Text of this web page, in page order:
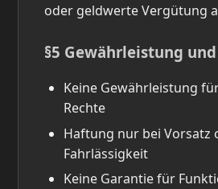
oder geldwerte Vergütung
§5 Gewährleistung
Keine Gewährleistung
Rechte
Haftung nur bei Vorsatz
Fahrlässigkeit
Keine Garantie für